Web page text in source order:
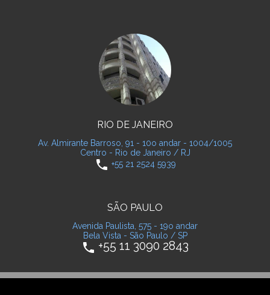
RIO DE JANEIRO
Av. Almirante Barroso, 91 - 10o andar - 1004/1005
Centro - Rio de Janeiro / RJ
phone +55 21 2524 5939
SÃO PAULO
Avenida Paulista, 575 - 19o andar
Bela Vista - São Paulo / SP
phone +55 11 3090 2843